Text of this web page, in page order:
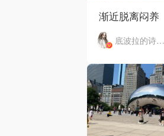
渐近脱离闷养
底波拉的诗与歌